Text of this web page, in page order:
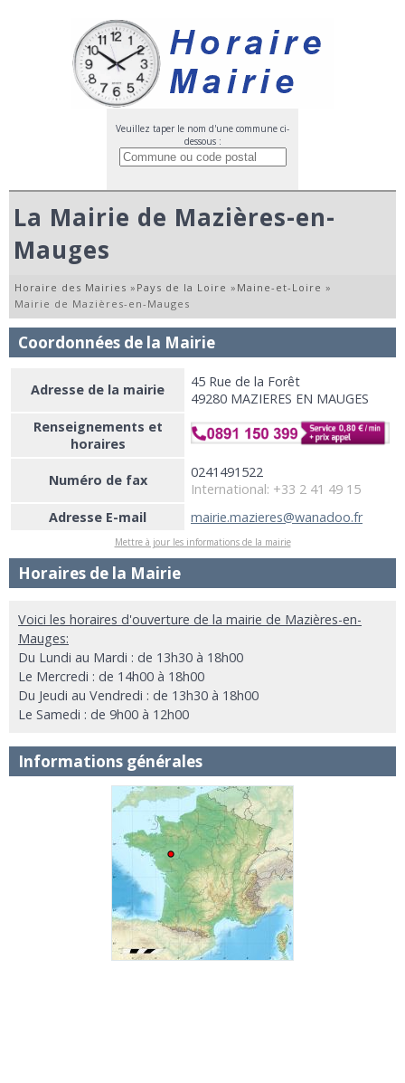
Veuillez taper le nom d'une commune ci-
dessous :
La Mairie de Mazières-en-
Mauges
Horaire des Mairies » Pays de la Loire » Maine-et-Loire »
Mairie de Mazières-en-Mauges
Coordonnées de la Mairie
Adresse de la mairie
45 Rue de la Forêt
49280 MAZIERES EN MAUGES
Renseignements et
horaires
Numéro de fax
0241491522
International: +33 2 41 49 15
Adresse E-mail
mairie.mazieres@wanadoo.fr
Mettre à jour les informations de la mairie
Horaires de la Mairie
Voici les horaires d'ouverture de la mairie de Mazières-en-
Mauges:
Du Lundi au Mardi : de 13h30 à 18h00
Le Mercredi : de 14h00 à 18h00
Du Jeudi au Vendredi : de 13h30 à 18h00
Le Samedi : de 9h00 à 12h00
Informations générales